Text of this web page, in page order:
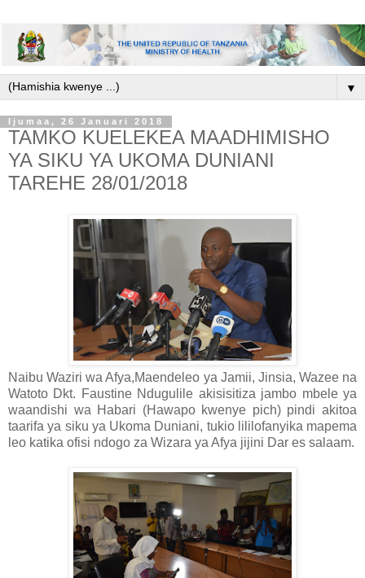
▼
Ijumaa, 26 Januari 2018
TAMKO KUELEKEA MAADHIMISHO
YA SIKU YA UKOMA DUNIANI
TAREHE 28/01/2018
Naibu Waziri wa Afya,Maendeleo ya Jamii, Jinsia, Wazee na
Watoto Dkt. Faustine Ndugulile akisisitiza jambo mbele ya
waandishi wa Habari (Hawapo kwenye pich) pindi akitoa
taarifa ya siku ya Ukoma Duniani, tukio lililofanyika mapema
leo katika ofisi ndogo za Wizara ya Afya jijini Dar es salaam.